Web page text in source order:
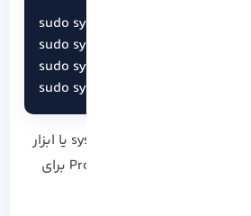
sudo systemctl status httpd
sudo systemctl status nginx
sudo systemctl status mariadb
sudo systemctl status php-fpm
توصیه فردی و حرفه ای: استفاده از systemd timers یا ابزار
های مانیتورینگ خارجی مثل Prometheus + Grafana برای
ها.